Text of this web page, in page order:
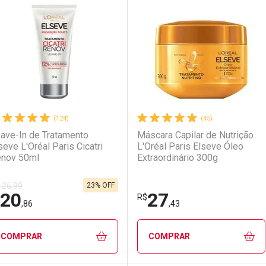
Ativar Desconto
Comprar sem Desconto
Menos
Comprar sem Desconto
Laboratório
Ativar Desconto
Comprar sem Desconto
Por Menos
Comprar sem Desconto
(124)
In de Tratamento
L'Oréal Paris Cicatri
50ml
26,99
20,86
23% OFF
COMPRAR
(45)
Máscara Capilar de Nutrição
L'Oréal Paris Elseve Óleo
Extraordinário 300g
R$27,43
COMPRAR
TERMO DIGITADO